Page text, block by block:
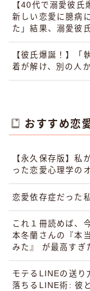
【40代で溺愛彼氏
新しい恋愛に臆病
た」結果、溺愛彼
【彼氏爆誕！】「
着が解け、別の人
おすすめ恋
【永久保存版】私
った恋愛心理学の
恋愛依存症だった
これ１冊読めば、
本冬蘭さんの『本
みた』 が最高すぎ
モテるLINEの送り
落ちるLINE術: 彼